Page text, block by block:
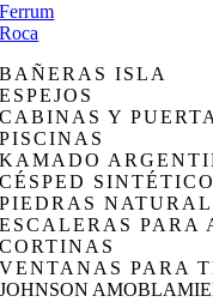
Ferrum
Roca
BAÑERAS ISLA
ESPEJOS
CABINAS Y
PISCINAS
KAMADO
CÉSPED SINTÉTICO
PIEDRAS
ESCALERAS PARA
CORTINAS
VENTANAS PARA
JOHNSON